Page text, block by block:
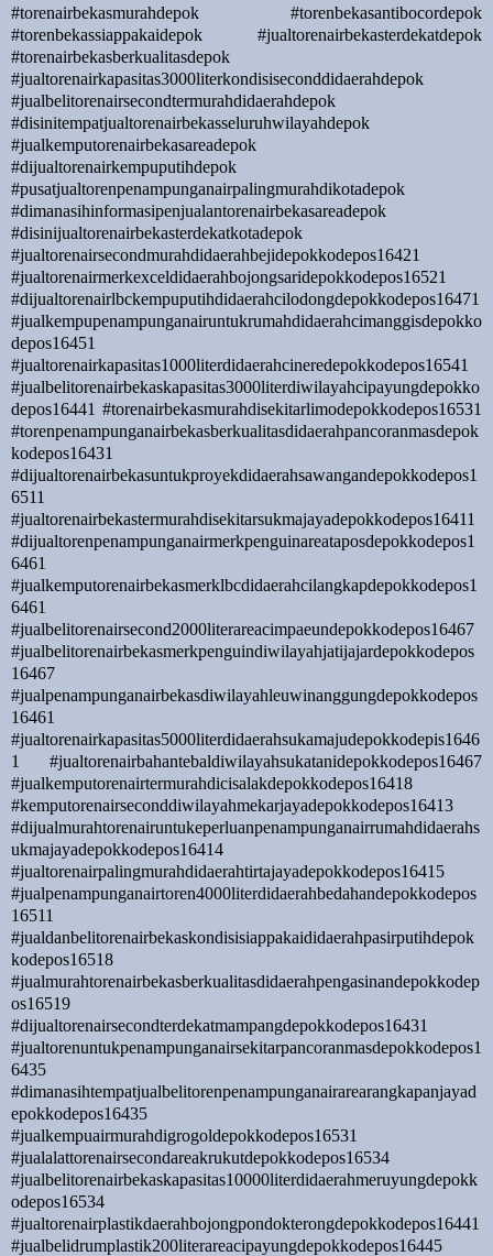
#torenairbekasmurahdepok #torenbekasantibocordepok
#torenbekassiappakaidepok #jualtorenairbekasterdekatdepok
#torenairbekasberkualitasdepok
#jualtorenairkapasitas3000literkondisiseconddidaerahdepok
#jualbelitorenairsecondtermurahdidaerahdepok
#disinitempatjualtorenairbekasseluruhwilayahdepok
#jualkemputorenairbekasareadepok
#dijualtorenairkempuputihdepok
#pusatjualtorenpenampunganairpalingmurahdikotadepok
#dimanasihinformasipenjualantorenairbekasareadepok
#disinijualtorenairbekasterdekatkotadepok
#jualtorenairsecondmurahdidaerahbejidepokkodepos16421
#jualtorenairmerkexceldidaerahbojongsaridepokkodepos16521
#dijualtorenairlbckempuputihdidaerahcilodongdepokkodepos16471
#jualkempupenampunganairuntukrumahdidaerahcimanggisdepokko
depos16451
#jualtorenairkapasitas1000literdidaerahcineredepokkodepos16541
#jualbelitorenairbekaskapasitas3000literdiwilayahcipayungdepokko
depos16441 #torenairbekasmurahdisekitarlimodepokkodepos16531
#torenpenampunganairbekasberkualitasdidaerahpancoranmasdepok
kodepos16431
#dijualtorenairbekasuntukproyekdidaerahsawangandepokkodepos1
6511
#jualtorenairbekastermurahdisekitarsukmajayadepokkodepos16411
#dijualtorenpenampunganairmerkpenguinareataposdepokkodepos1
6461
#jualkemputorenairbekasmerklbcdidaerahcilangkapdepokkodepos1
6461
#jualbelitorenairsecond2000literareacimpaeundepokkodepos16467
#jualbelitorenairbekasmerkpenguindiwilayahjatijajardepokkodepos
16467
#jualpenampunganairbekasdiwilayahleuwinanggungdepokkodepos
16461
#jualtorenairkapasitas5000literdidaerahsukamajudepokkodepis1646
1 #jualtorenairbahantebaldiwilayahsukatanidepokkodepos16467
#jualkemputorenairtermurahdicisalakdepokkodepos16418
#kemputorenairseconddiwilayahmekarjayadepokkodepos16413
#dijualmurahtorenairuntukeperluanpenampunganairrumahdidaerahs
ukmajayadepokkodepos16414
#jualtorenairpalingmurahdidaerahtirtajayadepokkodepos16415
#jualpenampunganairtoren4000literdidaerahbedahandepokkodepos
16511
#jualdanbelitorenairbekaskondisisiappakaididaerahpasirputihdepok
kodepos16518
#jualmurahtorenairbekasberkualitasdidaerahpengasinandepokkodep
os16519
#dijualtorenairsecondterdekatmampangdepokkodepos16431
#jualtorenuntukpenampunganairsekitarpancoranmasdepokkodepos1
6435
#dimanasihtempatjualbelitorenpenampunganairarearangkapanjayad
epokkodepos16435
#jualkempuairmurahdigrogoldepokkodepos16531
#jualalattorenairsecondareakrukutdepokkodepos16534
#jualbelitorenairbekaskapasitas10000literdidaerahmeruyungdepokk
odepos16534
#jualtorenairplastikdaerahbojongpondokterongdepokkodepos16441
#jualbelidrumplastik200literareacipayungdepokkodepos16445